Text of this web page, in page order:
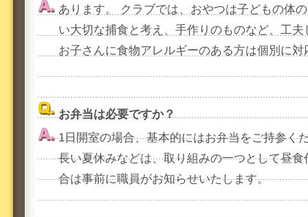
あります。 クラブでは、おやつは子どもの体
い大切な捕食と考え、手作りのものなど、工
お子さんに食物アレルギーのある方は個別に
お弁当は必要ですか？
1日開室の場合、基本的にはお弁当をご持参く
長い夏休みなどは、取り組みの一つとして昼
合は事前に職員がお知らせいたします。